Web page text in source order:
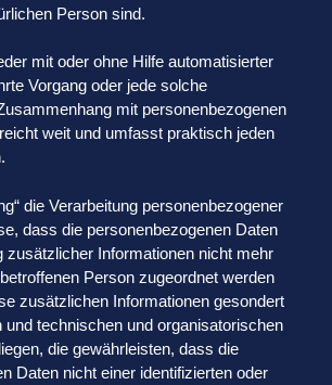
Person sind.
mit oder ohne Hilfe automatisierter
Vorgang oder jede solche
mit personenbezogenen
weit und umfasst praktisch jeden
die Verarbeitung personenbezogener
dass die personenbezogenen Daten
zusätzlicher Informationen nicht mehr
Person zugeordnet werden
zusätzlichen Informationen gesondert
und technischen und organisatorischen
die gewährleisten, dass die
Daten nicht einer identifizierten oder